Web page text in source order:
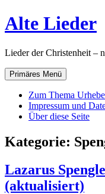
Zum
Inhalt
Alte Lieder
Lieder der Christenheit –
Primäres Menü
Zum Thema
Impressum und
Über diese Seite
Kategorie:
Lazarus
(aktualisiert)